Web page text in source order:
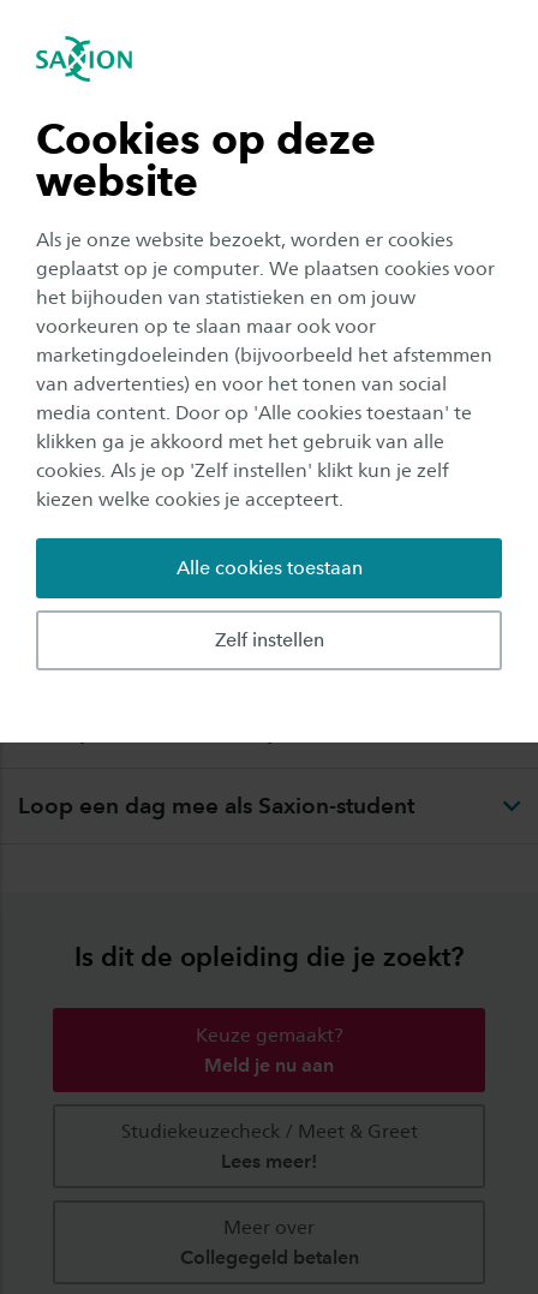
Cookies op deze
website
Als je onze website bezoekt, worden er cookies
geplaatst op je computer. We plaatsen cookies voor
het bijhouden van statistieken en om jouw
voorkeuren op te slaan maar ook voor
marketingdoeleinden (bijvoorbeeld het afstemmen
van advertenties) en voor het tonen van social
media content. Door op 'Alle cookies toestaan' te
klikken ga je akkoord met het gebruik van alle
cookies. Als je op 'Zelf instellen' klikt kun je zelf
kiezen welke cookies je accepteert.
Zelf instellen
Alle cookies toestaan
Navigatie openen
tonen
tonen
tonen
tonen
sluiten
Bestuurskunde /
Subnavigatie tonen
Proefstuderen
Is Bestuurskunde/Overheidsmanagement iets
voor jou? Meld je eerst eens aan voor een open
dag en maak kennis met studenten en docenten
die je meer kunnen vertellen over deze
opleiding. Heb je al een open dag bezocht,
maar wil je je nog iets verder verdiepen in deze
studie? Kom dan proefstuderen! Je kunt kiezen
tussen een proefles of een dag meelopen.
Loop een dag mee als Saxion-student
Is dit de opleiding die je zoekt?
Keuze gemaakt?
Meld je nu aan
Studiekeuzecheck / Meet & Greet
Lees meer!
Meer over
Collegegeld betalen